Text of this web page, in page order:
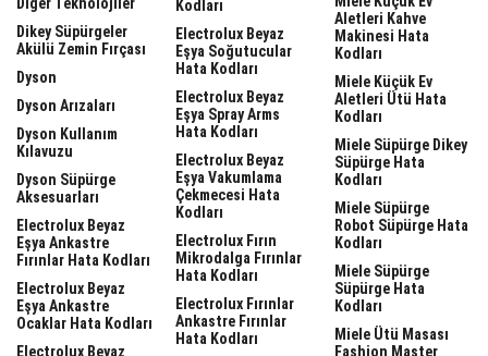
Dikey Süpürgeler
Akülü Zemin Fırçası
Dyson
Dyson Arızaları
Dyson Kullanım
Kılavuzu
Dyson Süpürge
Aksesuarları
Electrolux Beyaz
Eşya Ankastre
Fırınlar Hata Kodları
Electrolux Beyaz
Eşya Ankastre
Ocaklar Hata Kodları
Electrolux Beyaz
Kodları
Electrolux Beyaz
Eşya Soğutucular
Hata Kodları
Electrolux Beyaz
Eşya Spray Arms
Hata Kodları
Electrolux Beyaz
Eşya Vakumlama
Çekmecesi Hata
Kodları
Electrolux Fırın
Mikrodalga Fırınlar
Hata Kodları
Electrolux Fırınlar
Ankastre Fırınlar
Hata Kodları
Aletleri Kahve
Makinesi Hata
Kodları
Miele Küçük Ev
Aletleri Ütü Hata
Kodları
Miele Süpürge Dikey
Süpürge Hata
Kodları
Miele Süpürge
Robot Süpürge Hata
Kodları
Miele Süpürge
Süpürge Hata
Kodları
Miele Ütü Masası
Fashion Master